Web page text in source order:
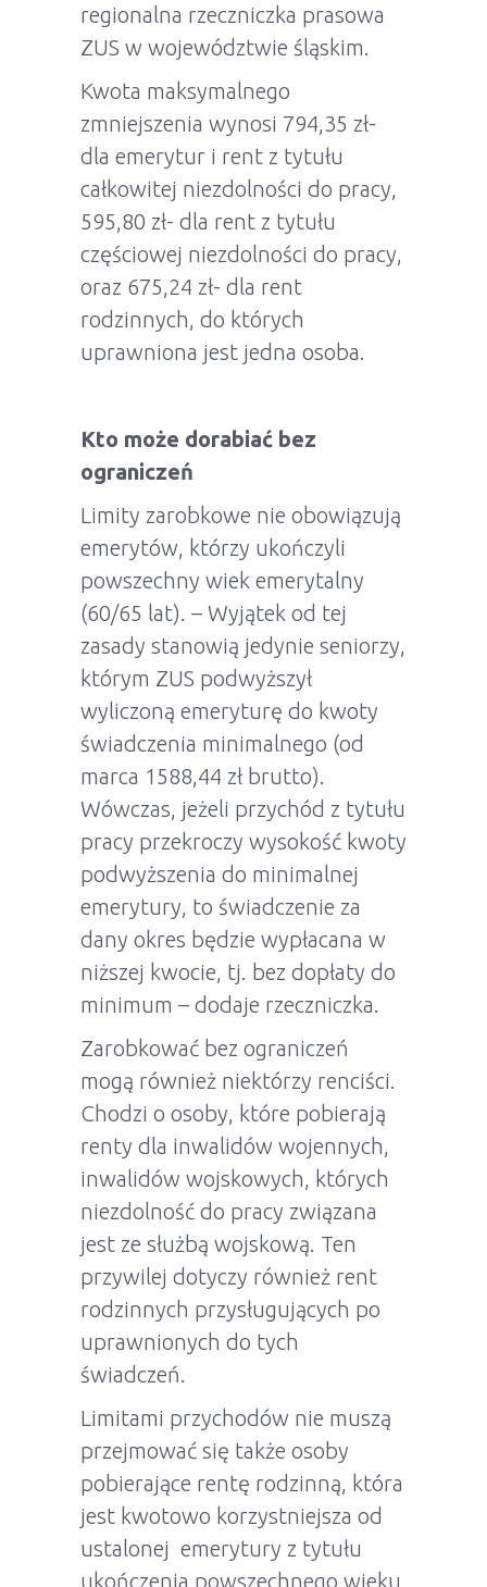
regionalna rzeczniczka prasowa
ZUS w województwie śląskim.
Kwota maksymalnego
zmniejszenia wynosi 794,35 zł-
dla emerytur i rent z tytułu
całkowitej niezdolności do pracy,
595,80 zł- dla rent z tytułu
częściowej niezdolności do pracy,
oraz 675,24 zł- dla rent
rodzinnych, do których
uprawniona jest jedna osoba.
Kto może dorabiać bez
ograniczeń
Limity zarobkowe nie obowiązują
emerytów, którzy ukończyli
powszechny wiek emerytalny
(60/65 lat). – Wyjątek od tej
zasady stanowią jedynie seniorzy,
którym ZUS podwyższył
wyliczoną emeryturę do kwoty
świadczenia minimalnego (od
marca 1588,44 zł brutto).
Wówczas, jeżeli przychód z tytułu
pracy przekroczy wysokość kwoty
podwyższenia do minimalnej
emerytury, to świadczenie za
dany okres będzie wypłacana w
niższej kwocie, tj. bez dopłaty do
minimum – dodaje rzeczniczka.
Zarobkować bez ograniczeń
mogą również niektórzy renciści.
Chodzi o osoby, które pobierają
renty dla inwalidów wojennych,
inwalidów wojskowych, których
niezdolność do pracy związana
jest ze służbą wojskową. Ten
przywilej dotyczy również rent
rodzinnych przysługujących po
uprawnionych do tych
świadczeń.
Limitami przychodów nie muszą
przejmować się także osoby
pobierające rentę rodzinną, która
jest kwotowo korzystniejsza od
ustalonej emerytury z tytułu
ukończenia powszechnego wieku